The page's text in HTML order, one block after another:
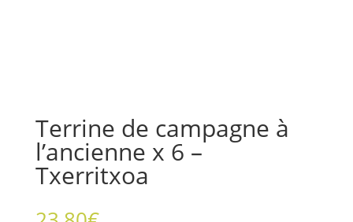
Terrine de campagne à
l’ancienne x 6 –
Txerritxoa